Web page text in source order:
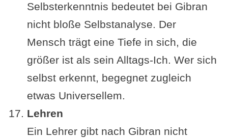
Selbsterkenntnis bedeutet bei Gibran
nicht bloße Selbstanalyse. Der
Mensch trägt eine Tiefe in sich, die
größer ist als sein Alltags-Ich. Wer sich
selbst erkennt, begegnet zugleich
etwas Universellem.
Lehren
Ein Lehrer gibt nach Gibran nicht